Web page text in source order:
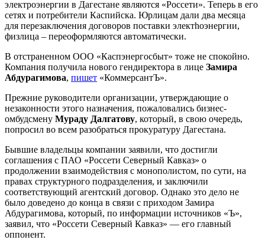
электроэнергии в Дагестане являются «Россети». Теперь в его
сетях и потребители Каспийска. Юрлицам дали два месяца
для перезаключения договоров поставки электhоэнергии,
физлица – переоформляются автоматически.
В отстраненном ООО «Каспэнергосбыт» тоже не спокойно.
Компания получила нового гендиректора в лице Замира
Абдурагимова, пишет «КоммерсантЪ».
Прежние руководители организации, утверждающие о
незаконности этого назначения, пожаловались бизнес-
омбудсмену Мураду Далгатову, который, в свою очередь,
попросил во всем разобраться прокуратуру Дагестана.
Бывшие владельцы компании заявили, что достигли
соглашения с ПАО «Россети Северный Кавказ» о
продолжении взаимодействия с монополистом, по сути, на
правах структурного подразделения, и заключили
соответствующий агентский договор. Однако это дело не
было доведено до конца в связи с приходом Замира
Абдурагимова, который, по информации источников «Ъ»,
заявил, что «Россети Северный Кавказ» — его главный
оппонент.